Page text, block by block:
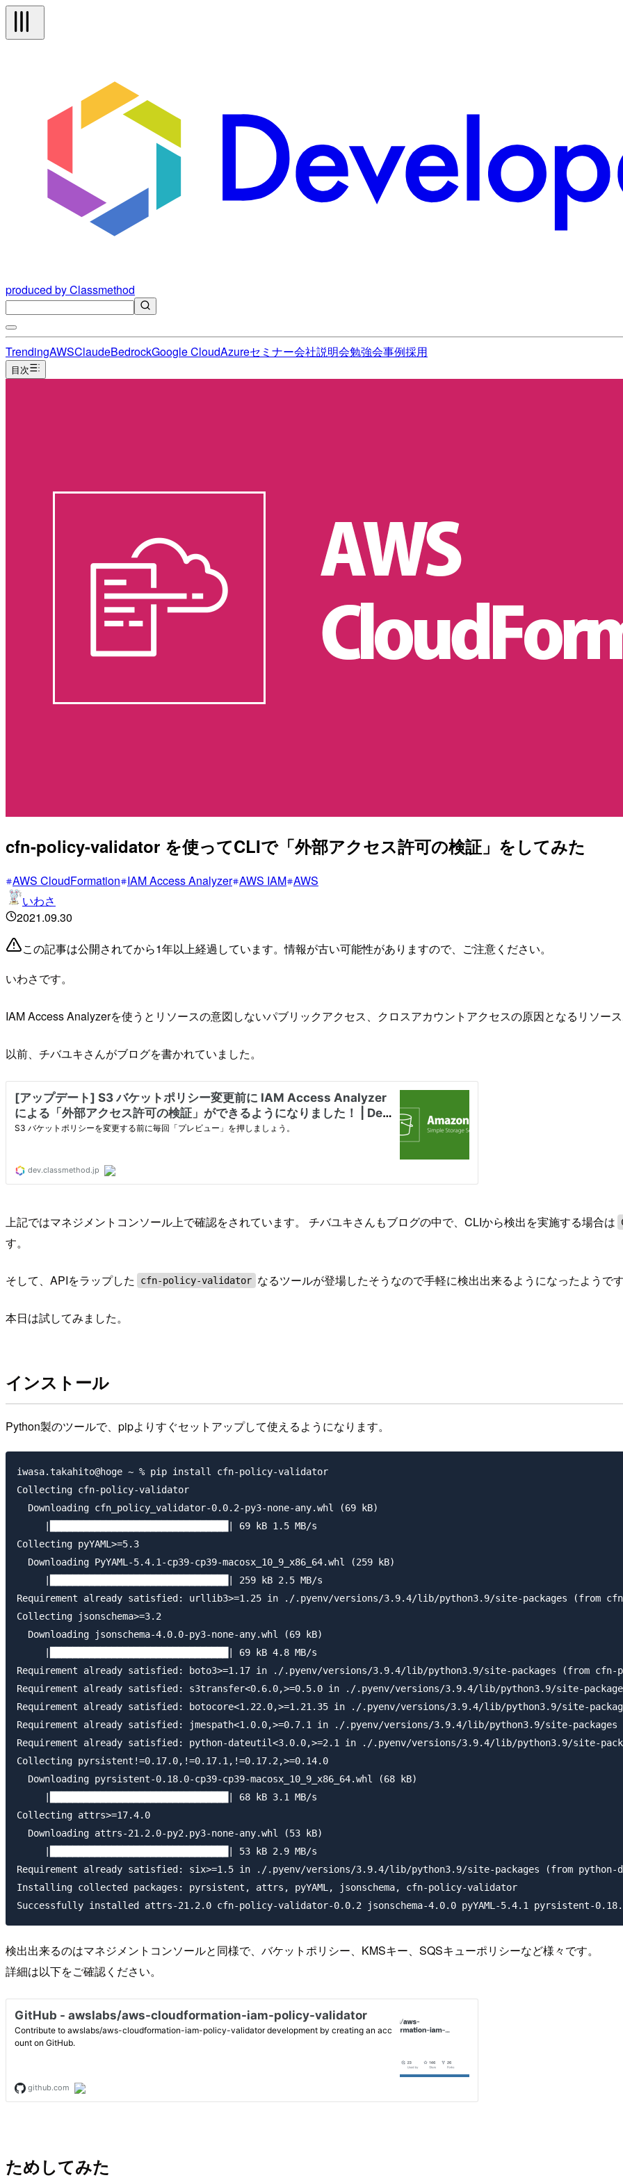
produced by Classmethod
TrendingAWSClaudeBedrockGoogle CloudAzureセミナー会社説明会勉強会事例採用
目次
cfn-policy-validator を使ってCLIで「外部アクセス許可の検証」をしてみた
AWS CloudFormation IAM Access Analyzer AWS IAM AWS
いわさ
2021.09.30
この記事は公開されてから1年以上経過しています。情報が古い可能性がありますので、ご注意ください。
いわさです。
IAM Access Analyzerを使うとリソースの意図しないパブリックアクセス、クロスアカウントアクセスの原因となるリソー
以前、チバユキさんがブログを書かれていました。
上記ではマネジメントコンソール上で確認をされています。 チバユキさんもブログの中で、CLIから検出を実施する場合は
す。
そして、APIをラップした cfn-policy-validator なるツールが登場したそうなので手軽に検出出来るようになったようで
本日は試してみました。
インストール
Python製のツールで、pipよりすぐセットアップして使えるようになります。
iwasa.takahito@hoge ~ % pip install cfn-policy-validator
Collecting cfn-policy-validator
  Downloading cfn_policy_validator-0.0.2-py3-none-any.whl (69 kB)
     |████████████████████████████████| 69 kB 1.5 MB/s
Collecting pyYAML>=5.3
  Downloading PyYAML-5.4.1-cp39-cp39-macosx_10_9_x86_64.whl (259 kB)
     |████████████████████████████████| 259 kB 2.5 MB/s
Requirement already satisfied: urllib3>=1.25 in ./.pyenv/versions/3.9.4/lib/python3.9/site-packages (from
Collecting jsonschema>=3.2
  Downloading jsonschema-4.0.0-py3-none-any.whl (69 kB)
     |████████████████████████████████| 69 kB 4.8 MB/s
Requirement already satisfied: boto3>=1.17 in ./.pyenv/versions/3.9.4/lib/python3.9/site-packages (from
Requirement already satisfied: s3transfer<0.6.0,>=0.5.0 in ./.pyenv/versions/3.9.4/lib/python3.9/site-
Requirement already satisfied: botocore<1.22.0,>=1.21.35 in ./.pyenv/versions/3.9.4/lib/python3.9/site-
Requirement already satisfied: jmespath<1.0.0,>=0.7.1 in ./.pyenv/versions/3.9.4/lib/python3.9/site-
Requirement already satisfied: python-dateutil<3.0.0,>=2.1 in ./.pyenv/versions/3.9.4/lib/python3.9/site-
Collecting pyrsistent!=0.17.0,!=0.17.1,!=0.17.2,>=0.14.0
  Downloading pyrsistent-0.18.0-cp39-cp39-macosx_10_9_x86_64.whl (68 kB)
     |████████████████████████████████| 68 kB 3.1 MB/s
Collecting attrs>=17.4.0
  Downloading attrs-21.2.0-py2.py3-none-any.whl (53 kB)
     |████████████████████████████████| 53 kB 2.9 MB/s
Requirement already satisfied: six>=1.5 in ./.pyenv/versions/3.9.4/lib/python3.9/site-packages (from
Installing collected packages: pyrsistent, attrs, pyYAML, jsonschema, cfn-policy-validator
検出出来るのはマネジメントコンソールと同様で、バケットポリシー、KMSキー、SQSキューポリシーなど様々です。
詳細は以下をご確認ください。
ためしてみた